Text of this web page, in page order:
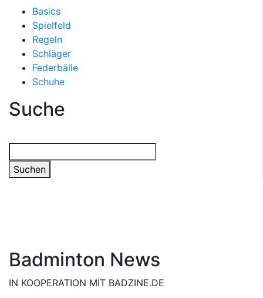
Basics
Spielfeld
Regeln
Schläger
Federbälle
Schuhe
Suche
Suchen
Badminton News
IN KOOPERATION MIT BADZINE.DE